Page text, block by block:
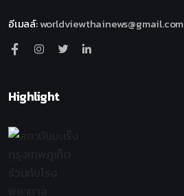
อีเมลล์:worldviewthainews@gmail.com
Highlight